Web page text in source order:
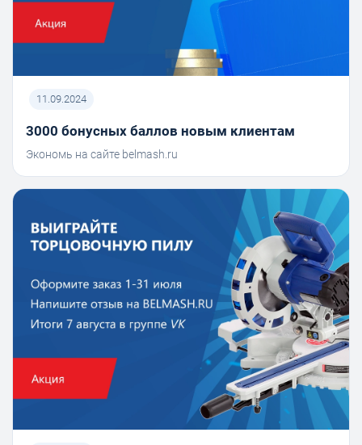
11.09.2024
3000 бонусных баллов новым клиентам
Экономь на сайте belmash.ru